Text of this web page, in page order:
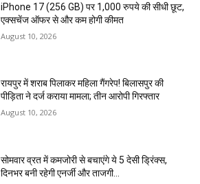
iPhone 17 (256 GB) पर 1,000 रुपये की सीधी छूट,
एक्सचेंज ऑफर से और कम होगी कीमत
August 10, 2026
रायपुर में शराब पिलाकर महिला गैंगरेप! बिलासपुर की
पीड़िता ने दर्ज कराया मामला; तीन आरोपी गिरफ्तार
August 10, 2026
सोमवार व्रत में कमजोरी से बचाएंगे ये 5 देसी ड्रिंक्स,
दिनभर बनी रहेगी एनर्जी और ताजगी…